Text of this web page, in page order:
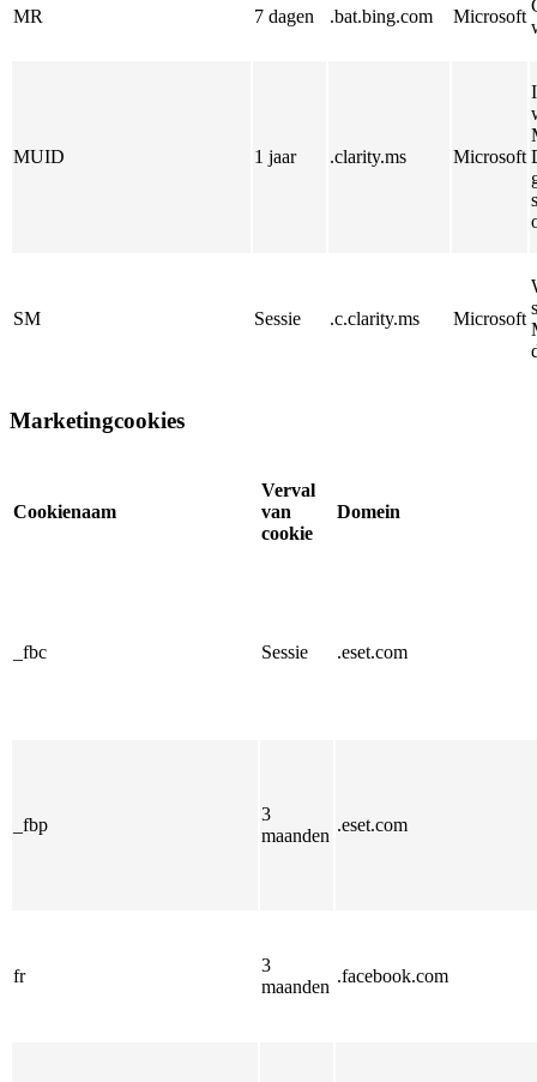
MR 7 dagen .bat.bing.com Microsoft
MUID 1 jaar .clarity.ms Microsoft
SM Sessie .c.clarity.ms Microsoft
Marketingcookies
Cookienaam
Verval
van
cookie
Domein
_fbc Sessie .eset.com
_fbp
3
maanden
.eset.com
fr
3
maanden
.facebook.com